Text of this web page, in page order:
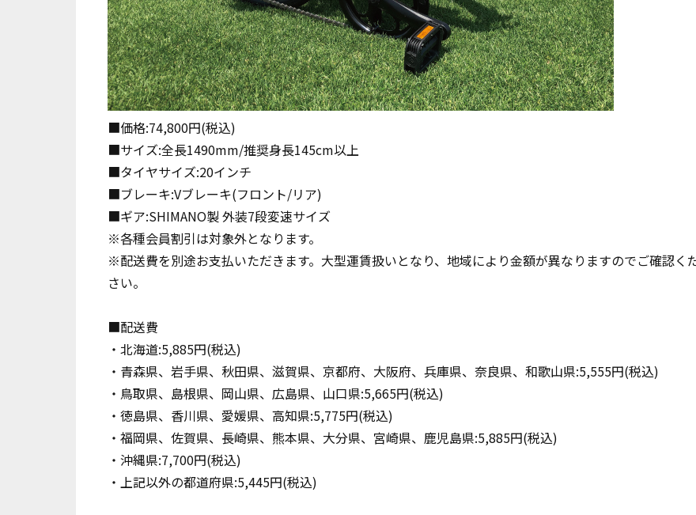
■価格:74,800円(税込)
■サイズ:全長1490mm/推奨身長145cm以上
■タイヤサイズ:20インチ
■ブレーキ:Vブレーキ(フロント/リア)
■ギア:SHIMANO製 外装7段変速サイズ
※各種会員割引は対象外となります。
※配送費を別途お支払いただきます。大型運賃扱いとなり、地域により金額が異なりますのでご確認く
さい。
■配送費
・北海道:5,885円(税込)
・青森県、岩手県、秋田県、滋賀県、京都府、大阪府、兵庫県、奈良県、和歌山県:5,555円(税込)
・鳥取県、島根県、岡山県、広島県、山口県:5,665円(税込)
・徳島県、香川県、愛媛県、高知県:5,775円(税込)
・福岡県、佐賀県、長崎県、熊本県、大分県、宮崎県、鹿児島県:5,885円(税込)
・沖縄県:7,700円(税込)
・上記以外の都道府県:5,445円(税込)